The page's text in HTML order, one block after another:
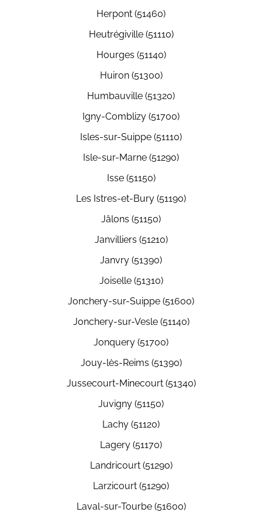
Herpont (51460)
Heutrégiville (51110)
Hourges (51140)
Huiron (51300)
Humbauville (51320)
Igny-Comblizy (51700)
Isles-sur-Suippe (51110)
Isle-sur-Marne (51290)
Isse (51150)
Les Istres-et-Bury (51190)
Jâlons (51150)
Janvilliers (51210)
Janvry (51390)
Joiselle (51310)
Jonchery-sur-Suippe (51600)
Jonchery-sur-Vesle (51140)
Jonquery (51700)
Jouy-lès-Reims (51390)
Jussecourt-Minecourt (51340)
Juvigny (51150)
Lachy (51120)
Lagery (51170)
Landricourt (51290)
Larzicourt (51290)
Laval-sur-Tourbe (51600)